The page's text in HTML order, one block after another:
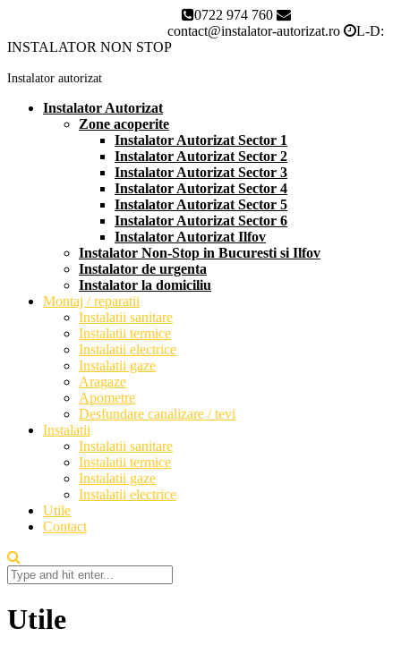
0722 974 760
contact@instalator-autorizat.ro
L-D:
INSTALATOR NON STOP
Instalator autorizat
Instalator Autorizat
Zone acoperite
Instalator Autorizat Sector 1
Instalator Autorizat Sector 2
Instalator Autorizat Sector 3
Instalator Autorizat Sector 4
Instalator Autorizat Sector 5
Instalator Autorizat Sector 6
Instalator Autorizat Ilfov
Instalator Non-Stop in Bucuresti si Ilfov
Instalator de urgenta
Instalator la domiciliu
Montaj / reparatii
Instalatii sanitare
Instalatii termice
Instalatii electrice
Instalatii gaze
Aragaze
Apometre
Desfundare canalizare / tevi
Instalatii
Instalatii sanitare
Instalatii termice
Instalatii gaze
Instalatii electrice
Utile
Contact
Utile